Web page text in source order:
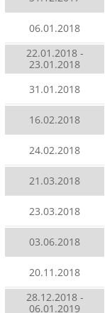
06.01.2018
22.01.2018 -
23.01.2018
31.01.2018
16.02.2018
24.02.2018
21.03.2018
23.03.2018
03.06.2018
20.11.2018
28.12.2018 -
06.01.2019